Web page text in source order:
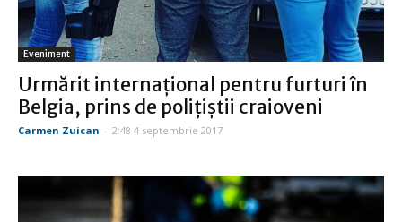
Eveniment
Urmărit internaţional pentru furturi în
Belgia, prins de poliţiştii craioveni
Carmen Zuican - 2:48 4 septembrie 2017